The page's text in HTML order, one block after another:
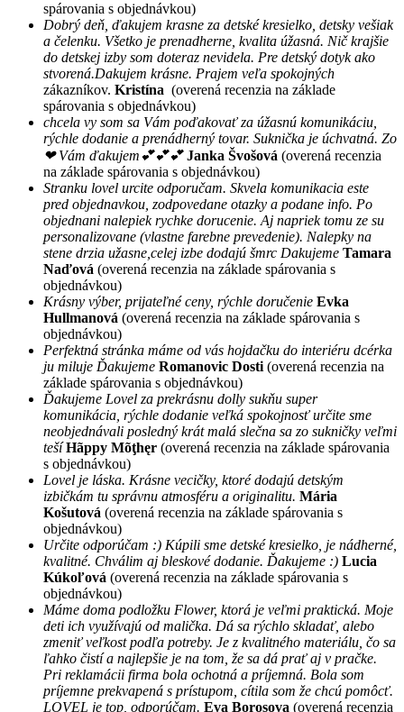
spárovania s objednávkou)
Dobrý deň, ďakujem krasne za detské kresielko, detsky vešiak
a čelenku. Všetko je prenadherne, kvalita úžasná. Nič krajšie
do detskej izby som doteraz nevidela. Pre detský dotyk ako
stvorená.Dakujem krásne. Prajem veľa spokojných
zákazníkov. Kristína (overená recenzia na základe
spárovania s objednávkou)
chcela vy som sa Vám poďakovať za úžasnú komunikáciu,
rýchle dodanie a prenádherný tovar. Suknička je úchvatná. Zo
❤ Vám ďakujem💕💕💕 Janka Švošová (overená recenzia
na základe spárovania s objednávkou)
Stranku lovel urcite odporučam. Skvela komunikacia este
pred objednavkou, zodpovedane otazky a podane info. Po
objednani nalepiek rychke dorucenie. Aj napriek tomu ze su
personalizovane (vlastne farebne prevedenie). Nalepky na
stene drzia užasne,celej izbe dodajú šmrc Dakujeme Tamara
Naďová (overená recenzia na základe spárovania s
objednávkou)
Krásny výber, prijateľné ceny, rýchle doručenie Evka
Hullmanová (overená recenzia na základe spárovania s
objednávkou)
Perfektná stránka máme od vás hojdačku do interiéru dcérka
ju miluje Ďakujeme Romanovic Dosti (overená recenzia na
základe spárovania s objednávkou)
Ďakujeme Lovel za prekrásnu dolly sukňu super
komunikácia, rýchle dodanie veľká spokojnosť určite sme
neobjednávali posledný krát malá slečna sa zo sukničky veľmi
tešíHãppy Mõţhęr (overená recenzia na základe spárovania
s objednávkou)
Lovel je láska. Krásne vecičky, ktoré dodajú detským
izbičkám tu správnu atmosféru a originalitu. Mária
Košutová (overená recenzia na základe spárovania s
objednávkou)
Určite odporúčam :) Kúpili sme detské kresielko, je nádherné,
kvalitné. Chválim aj bleskové dodanie. Ďakujeme :) Lucia
Kúkoľová (overená recenzia na základe spárovania s
objednávkou)
Máme doma podložku Flower, ktorá je veľmi praktická. Moje
deti ich využívajú od malička. Dá sa rýchlo skladať, alebo
zmeniť veľkost podľa potreby. Je z kvalitného materiálu, čo sa
ľahko čistí a najlepšie je na tom, že sa dá prať aj v pračke.
Pri reklamácii firma bola ochotná a príjemná. Bola som
príjemne prekvapená s prístupom, cítila som že chcú pomôcť.
LOVEL je top, odporúčam. Eva Borosova (overená recenzia